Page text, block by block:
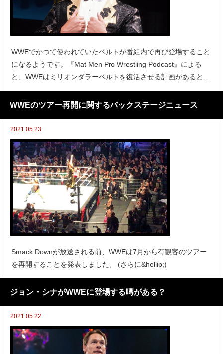
WWEでかつて使われていたベルトが番組内で再び登場すること
になるようです。『Mat Men Pro Wrestling Podcast』による
と、WWEはミリオンダラーベルトを復活させる計画があると伝
えています。前回のNXTではテッド・デビアスが登場し、次回N
XTではデビアスとキャメ
WWEのツアー再開に関するバックステージニュース
2021.05.23
Smack Downが放送される前、WWEは7月から有観客のツアー
を再開することを発表しました。 (さらに&hellip;)
ジョン・シナがWWEに登場する噂がある？
2021.05.22